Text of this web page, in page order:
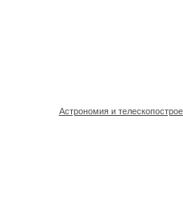
Астрономия и